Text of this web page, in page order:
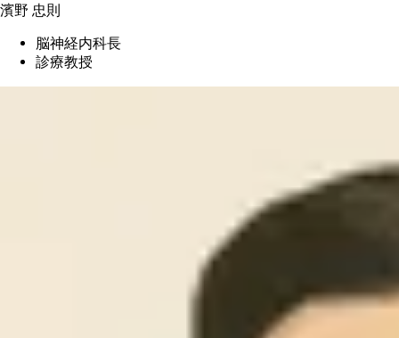
濱野 忠則
脳神経内科長
診療教授